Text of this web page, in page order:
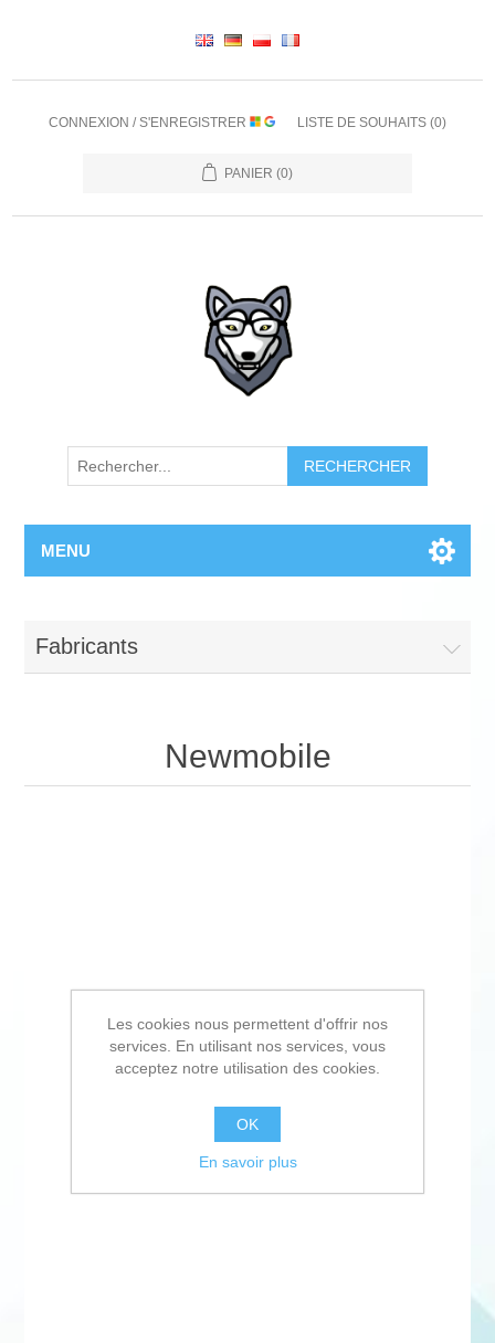
CONNEXION / S'ENREGISTRER LISTE DE SOUHAITS (0)
PANIER (0)
RECHERCHER
MENU
Fabricants
Newmobile
Les cookies nous permettent d'offrir nos
services. En utilisant nos services, vous
acceptez notre utilisation des cookies.
OK
En savoir plus